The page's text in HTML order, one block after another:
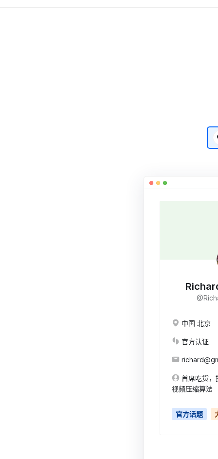
中国 北京
官方认证
首席吃货，
视频压缩算法
官方话题